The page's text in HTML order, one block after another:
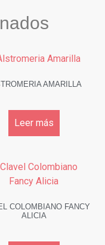
AMARILLA
Leer más
COLOMBIANO FANCY
ALICIA